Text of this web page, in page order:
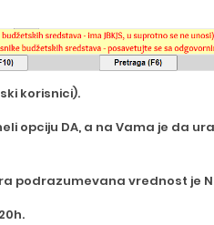
korisnici).
opciju DA, a na Vama je da
podrazumevana vrednost je